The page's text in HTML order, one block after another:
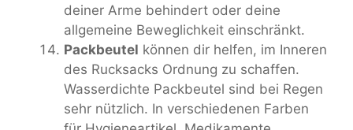
deiner Arme behindert oder deine
allgemeine Beweglichkeit einschränkt.
Packbeutel können dir helfen, im Inneren
des Rucksacks Ordnung zu schaffen.
Wasserdichte Packbeutel sind bei Regen
sehr nützlich. In verschiedenen Farben